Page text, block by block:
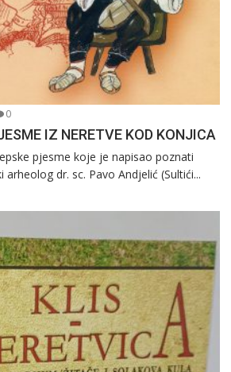
0
IZ NERETVE KOD KONJICA
pjesme koje je napisao poznati
dr. sc. Pavo Andjelić (Sultići...